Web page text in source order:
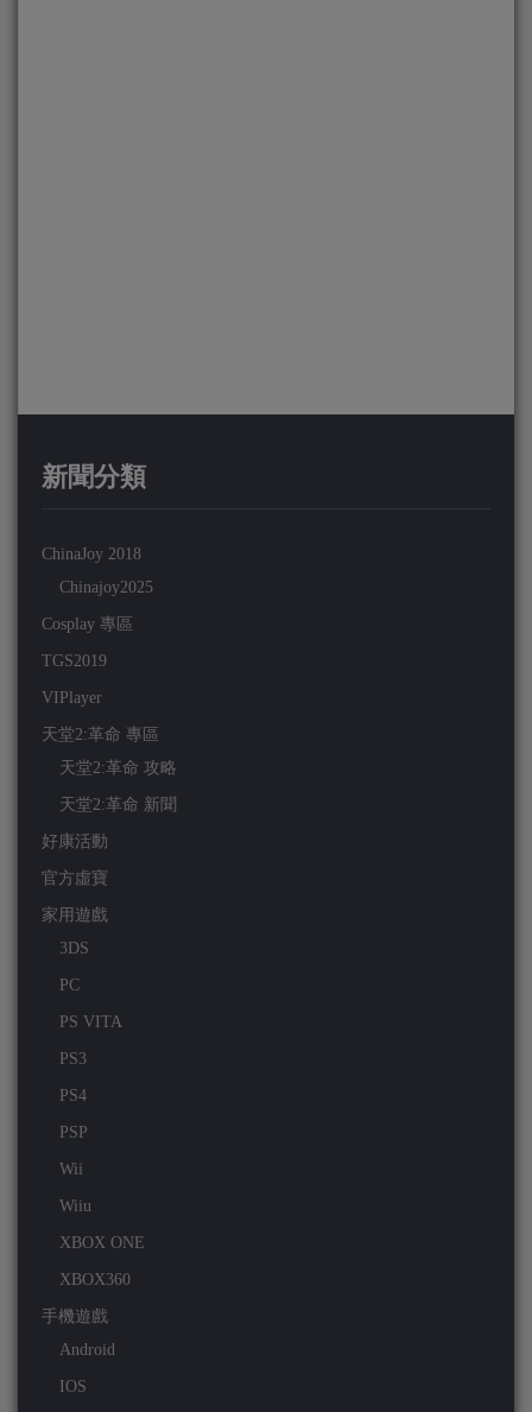
新聞分類
ChinaJoy 2018
Chinajoy2025
Cosplay 專區
TGS2019
VIPlayer
天堂2:革命 專區
天堂2:革命 攻略
天堂2:革命 新聞
好康活動
官方虛寶
家用遊戲
3DS
PC
PS VITA
PS3
PS4
PSP
Wii
Wiiu
XBOX ONE
XBOX360
手機遊戲
Android
IOS